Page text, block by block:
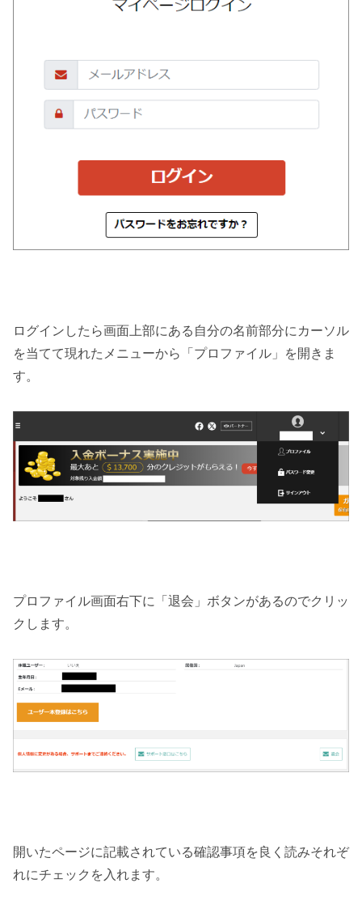
ログインしたら画面上部にある自分の名前部分にカーソル
を当てて現れたメニューから「プロファイル」を開きま
す。
プロファイル画面右下に「退会」ボタンがあるのでクリッ
クします。
開いたページに記載されている確認事項を良く読みそれぞ
れにチェックを入れます。